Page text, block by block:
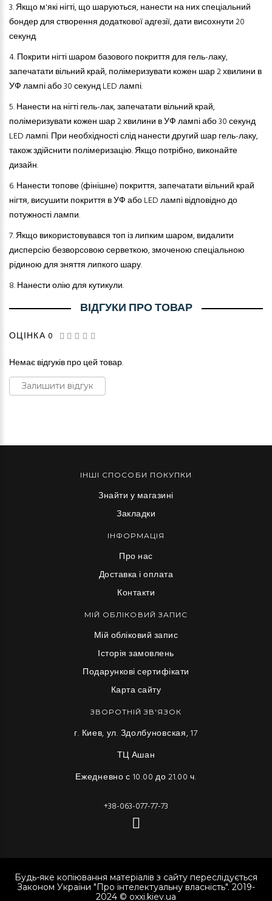
3.Якщо м'які нігті, що шаруються,нанести на них спеціальний
бондер для створення додаткової адгезії, дати висохнути 20
секунд.
4.Покрити нігті шаром базового покриттядля гель-лаку,
запечатати вільний край, полімеризувати кожен шар 2 хвилини в
УФ лампі або 30 секунд LED лампі.
5.Нанести на нігті гель-лак, запечатати вільний край,
полімеризувати кожен шар 2 хвилини в УФ лампі або 30 секунд
LED лампі. При необхідності слід нанести другий шар гель-лаку,
також здійснити полімеризацію. Якщо потрібно, виконайте
дизайн.
6.Нанести топове (фінішне) покриття, запечатати вільний край
нігтя, висушити покриття в УФ або LED лампі відповідно до
потужності лампи.
7.Якщо використовувався топ із липким шаром, видалити
дисперсію безворсовою серветкою, змоченою спеціальною
рідиною для зняття липкого шару.
8.Нанести олію для кутикули.
ВІДГУКИ ПРО ТОВАР
ОЦІНКА 0
Немає відгуків про цей товар.
Залишити відгук
ІНШІ СПОСОБИ ПОКУПКИ
Знайти у магазині
Закладки
ІНФОРМАЦІЯ
Про нас
Доставка і оплата
Контакти
МІЙ ОБЛІКОВИЙ ЗАПИС
Мій обліковий запис
Історія замовлень
Подарункові сертифікати
Карта сайту
ЗВОРОТНІЙ ЗВ'ЯЗОК
г. Киев, ул. Здолбуновская, 17
ТЦ Ашан
Ежедневно с 10.00 до 21.00 ч.
+38-063-077-77-73
Будь-яке копіювання матеріалів з сайту переслідується
Законом України "Про інтелектуальну власність". 2019-
2024 © oxxi.kiev.ua